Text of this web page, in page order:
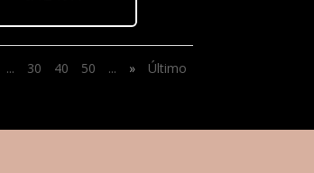
... 30 40 50 ... » Último